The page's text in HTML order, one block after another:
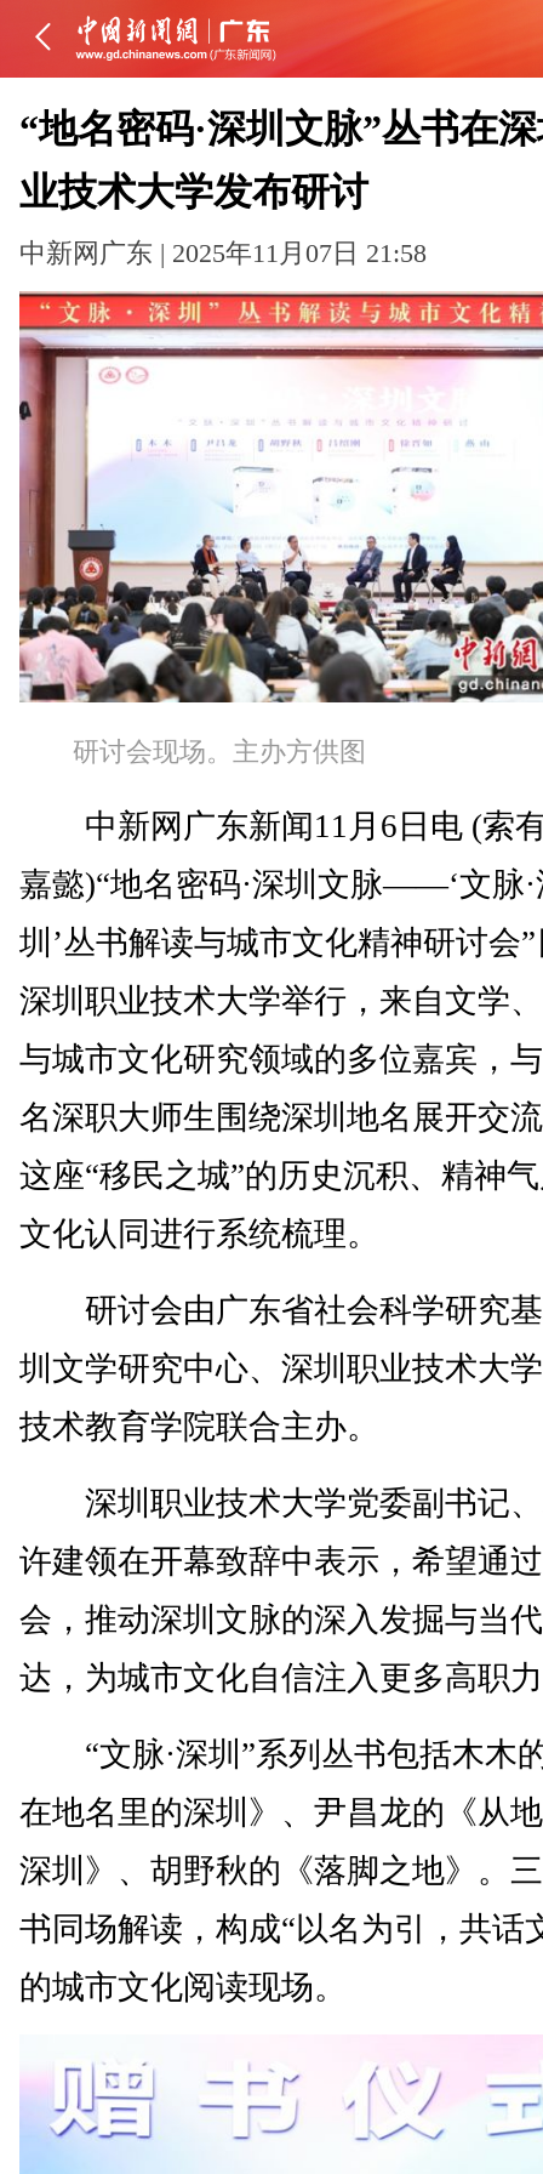
“地名密码·深圳文脉”丛书在
业技术大学发布研讨
中新网广东 | 2025年11月07日 21:58
研讨会现场。主办方供图
中新网广东新闻11月6日电 (索
嘉懿)“地名密码·深圳文脉——‘文脉·
圳’丛书解读与城市文化精神研讨会
深圳职业技术大学举行，来自文学
与城市文化研究领域的多位嘉宾，
名深职大师生围绕深圳地名展开交
这座“移民之城”的历史沉积、精神
文化认同进行系统梳理。
研讨会由广东省社会科学研究
圳文学研究中心、深圳职业技术大
技术教育学院联合主办。
深圳职业技术大学党委副书记
许建领在开幕致辞中表示，希望通
会，推动深圳文脉的深入发掘与当
达，为城市文化自信注入更多高职
“文脉·深圳”系列丛书包括木木
在地名里的深圳》、尹昌龙的《从
深圳》、胡野秋的《落脚之地》。
书同场解读，构成“以名为引，共话
的城市文化阅读现场。